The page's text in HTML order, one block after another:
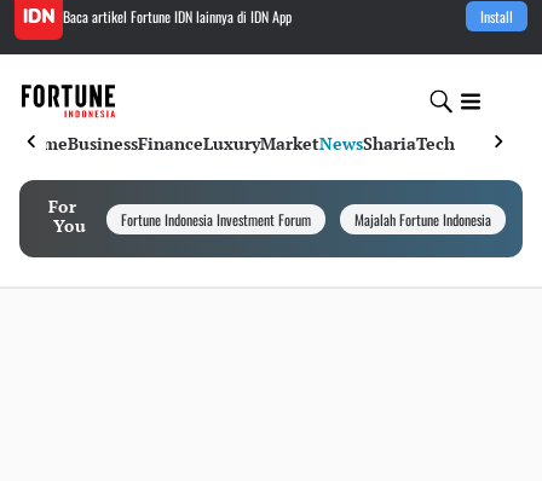
Baca artikel Fortune IDNlainnya di IDN App Install
HomeBusinessFinanceLuxuryMarketNewsShariaTech
For
You
Fortune Indonesia Investment Forum Majalah Fortune Indonesia